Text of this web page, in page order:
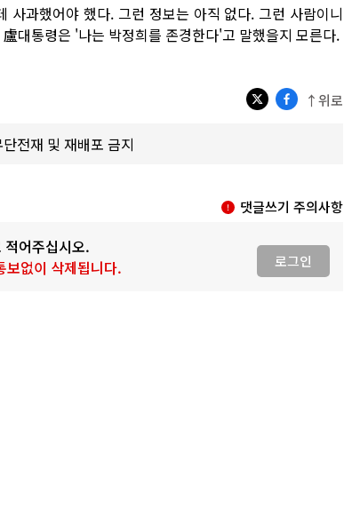
과했어야 했다. 그런 정보는 아직 없다. 그런 사람이니
대통령은 '나는 박정희를 존경한다'고 말했을지 모른다.
↑위로
전재 및 재배포 금지
댓글쓰기 주의사항
어주십시오.
보없이 삭제됩니다.
로그인